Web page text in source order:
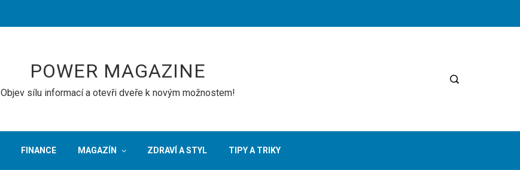
POWER MAGAZINE
Objev sílu informací a otevři dveře k novým možnostem!
FINANCE MAGAZÍN ZDRAVÍ A STYL TIPY A TRIKY